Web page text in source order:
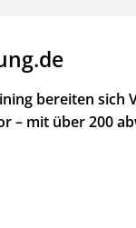
bereiten sich
– mit über 200